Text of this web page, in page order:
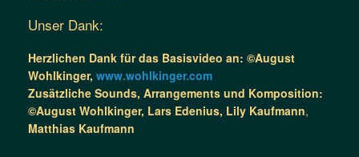
Unser Dank:
Herzlichen Dank für das Basisvideo an: ©August
Wohlkinger, www.wohlkinger.com
Zusätzliche Sounds, Arrangements und Komposition:
©August Wohlkinger, Lars Edenius, Lily Kaufmann,
Matthias Kaufmann